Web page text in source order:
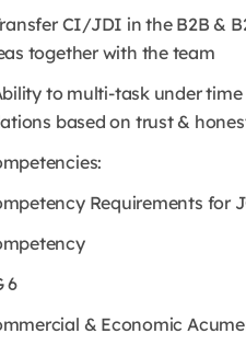
CI/JDI in the B2B &
together with the team
to multi-task under
based on trust &
Requirements for
6
& Economic